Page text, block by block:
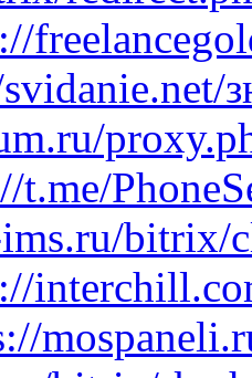
bitrix/